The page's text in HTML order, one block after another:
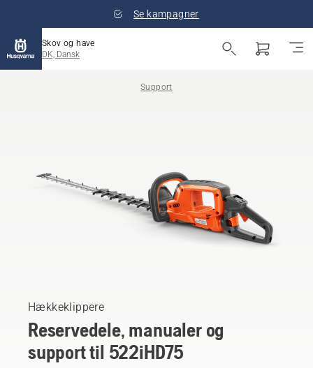
Se kampagner
Skov og have
DK, Dansk
Support
Hækkeklippere
Reservedele, manualer og
support til 522iHD75